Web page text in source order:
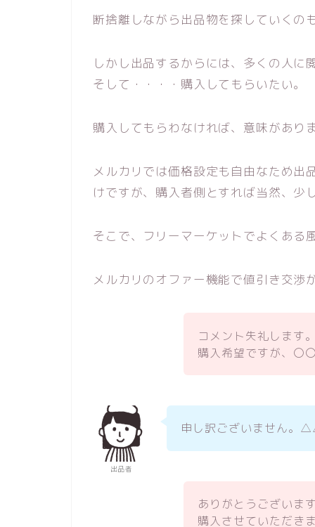
断捨離しながら出品物を探していくの
しかし出品するからには、多くの人
そして・・・・購入してもらいたい。
購入してもらわなければ、意味があり
メルカリでは価格設定も自由なため出
けですが、購入者側とすれば当然、少
そこで、フリーマーケットでよくある
メルカリのオファー機能で値引き交渉
コメント失礼します
購入希望ですが、〇
出品者
申し訳ございません。
ありがとうございま
購入させていただき